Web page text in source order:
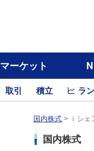
マーケット
取引 積立 ラ
国内株式 > ｉシ
国内株式